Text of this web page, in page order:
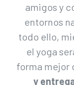
amigos y
entornos
todo ello,
el yoga
forma mejor
y